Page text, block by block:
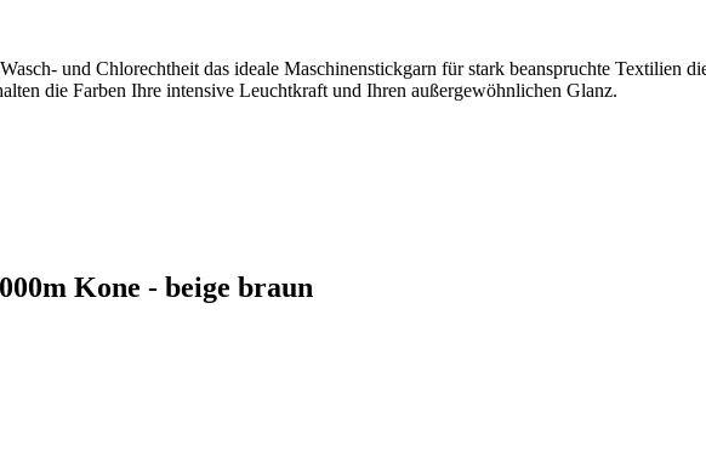
und Chlorechtheit das ideale Maschinenstickgarn für stark beanspruchte Textilien
die Farben Ihre intensive Leuchtkraft und Ihren außergewöhnlichen Glanz.
Kone - beige braun